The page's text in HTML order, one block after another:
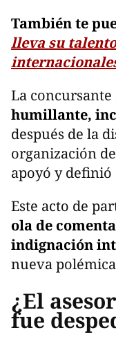
También te
lleva su
La concursante
humillante,
después de la
organización
apoyó y definió
Este acto de
ola de
indignación
nueva
¿El
fue